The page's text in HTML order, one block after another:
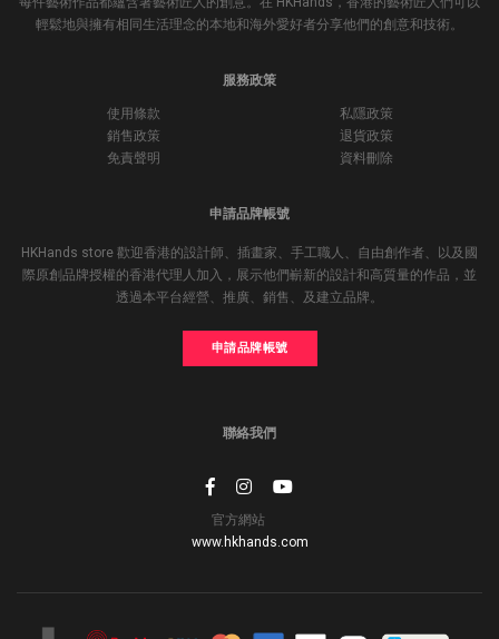
輕鬆地與擁有相同生活理念的本地和海外愛好者分享他們的創意和技術。
服務政策
使用條款
私隱政策
銷售政策
退貨政策
免責聲明
資料刪除
申請品牌帳號
HKHands store 歡迎香港的設計師、插畫家、手工職人、自由創作者、以及國
際原創品牌授權的香港代理人加入，展示他們嶄新的設計和高質量的作品，並
透過本平台經營、推廣、銷售、及建立品牌。
申請品牌帳號
聯絡我們
官方網站
www.hkhands.com